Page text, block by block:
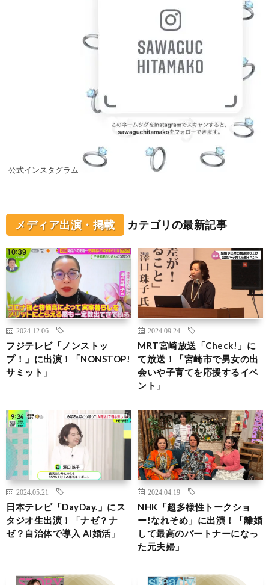
公式インスタグラム
メディア出演・掲載 カテゴリの最新記事
2024.12.06
フジテレビ「ノンストッ
プ！」に出演！「NONSTOP!
サミット」
2024.09.24
MRT宮崎放送「Check!」に
て放送！「宮崎市で男女の出
会いや子育てを応援するイベ
ント」
2024.05.21
日本テレビ「DayDay.」にス
タジオ生出演！「ナゼ？ナ
ゼ？自治体で導入 AI婚活」
2024.04.19
NHK「超多様性トークショ
ー!なれそめ」に出演！「離婚
して最高のパートナーになっ
た元夫婦」